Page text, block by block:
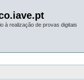
à realização de provas digitais